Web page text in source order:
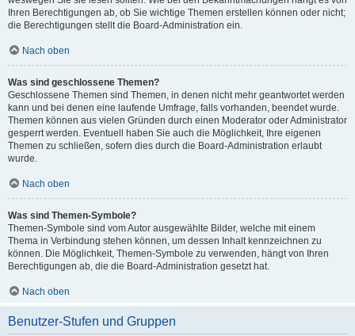
Ihren Berechtigungen ab, ob Sie wichtige Themen erstellen können oder nicht;
die Berechtigungen stellt die Board-Administration ein.
Nach oben
Was sind geschlossene Themen?
Geschlossene Themen sind Themen, in denen nicht mehr geantwortet werden
kann und bei denen eine laufende Umfrage, falls vorhanden, beendet wurde.
Themen können aus vielen Gründen durch einen Moderator oder Administrator
gesperrt werden. Eventuell haben Sie auch die Möglichkeit, Ihre eigenen
Themen zu schließen, sofern dies durch die Board-Administration erlaubt
wurde.
Nach oben
Was sind Themen-Symbole?
Themen-Symbole sind vom Autor ausgewählte Bilder, welche mit einem
Thema in Verbindung stehen können, um dessen Inhalt kennzeichnen zu
können. Die Möglichkeit, Themen-Symbole zu verwenden, hängt von Ihren
Berechtigungen ab, die die Board-Administration gesetzt hat.
Nach oben
Benutzer-Stufen und Gruppen